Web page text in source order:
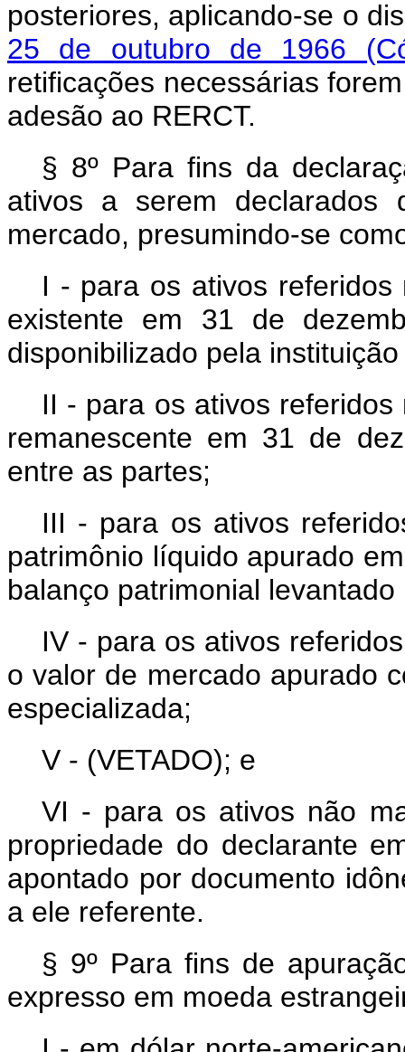
posteriores, aplicando-se o
25 de outubro de 1966
retificações necessárias
adesão ao RERCT.
§ 8º Para fins da
ativos a serem declarados
mercado, presumindo-se
I - para os ativos
existente em 31 de
disponibilizado pela
II - para os ativos
remanescente em 31 de
entre as partes;
III - para os ativos
patrimônio líquido apurado
balanço patrimonial
IV - para os ativos
o valor de mercado apurado
especializada;
V - (VETADO); e
VI - para os ativos não
propriedade do declarante
apontado por documento
a ele referente.
§ 9º Para fins de
expresso em moeda